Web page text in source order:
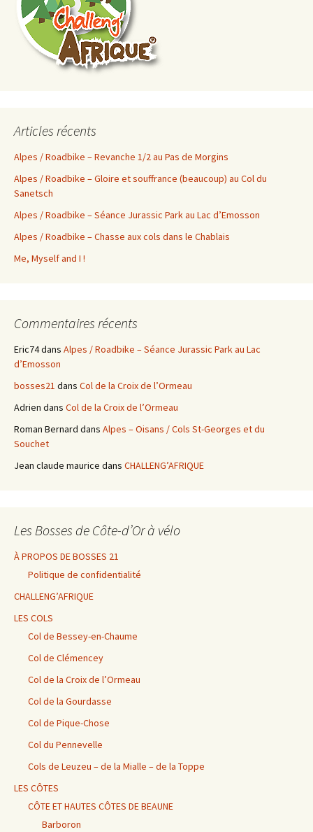
Articles récents
Alpes / Roadbike – Revanche 1/2 au Pas de Morgins
Alpes / Roadbike – Gloire et souffrance (beaucoup) au Col du
Sanetsch
Alpes / Roadbike – Séance Jurassic Park au Lac d’Emosson
Alpes / Roadbike – Chasse aux cols dans le Chablais
Me, Myself and I !
Commentaires récents
Eric74dans Alpes / Roadbike – Séance Jurassic Park au Lac
d’Emosson
bosses21 dans Col de la Croix de l’Ormeau
Adrien dans Col de la Croix de l’Ormeau
Roman Bernard dans Alpes – Oisans / Cols St-Georges et du
Souchet
Jean claude maurice dans CHALLENG’AFRIQUE
Les Bosses de Côte-d’Or à vélo
À PROPOS DE BOSSES 21
Politique de confidentialité
CHALLENG’AFRIQUE
LES COLS
Col de Bessey-en-Chaume
Col de Clémencey
Col de la Croix de l’Ormeau
Col de la Gourdasse
Col de Pique-Chose
Col du Pennevelle
Cols de Leuzeu – de la Mialle – de la Toppe
LES CÔTES
CÔTE ET HAUTES CÔTES DE BEAUNE
Barboron